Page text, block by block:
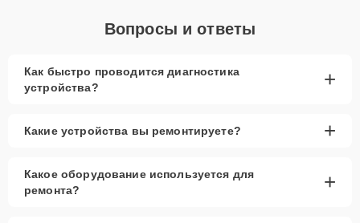
Вопросы и ответы
Как быстро проводится диагностика
устройства?
+
Какие устройства вы ремонтируете? +
Какое оборудование используется для
ремонта?
+